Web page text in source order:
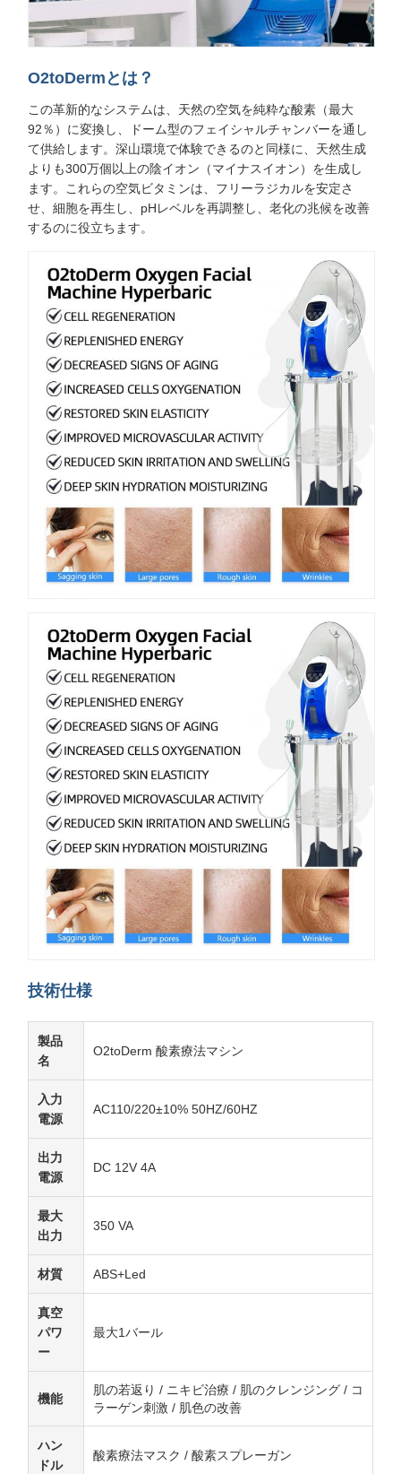
O2toDermとは？
この革新的なシステムは、天然の空気を純粋な酸素（最大
92％）に変換し、ドーム型のフェイシャルチャンバーを通し
て供給します。深山環境で体験できるのと同様に、天然生成
よりも300万個以上の陰イオン（マイナスイオン）を生成し
ます。これらの空気ビタミンは、フリーラジカルを安定さ
せ、細胞を再生し、pHレベルを再調整し、老化の兆候を改善
するのに役立ちます。
技術仕様
製品
名
O2toDerm 酸素療法マシン
入力
電源
AC110/220±10% 50HZ/60HZ
出力
電源
DC 12V 4A
最大
出力
350 VA
材質 ABS+Led
真空
パワ
ー
最大1バール
機能
肌の若返り / ニキビ治療 / 肌のクレンジング / コ
ラーゲン刺激 / 肌色の改善
ハン
ドル
酸素療法マスク / 酸素スプレーガン